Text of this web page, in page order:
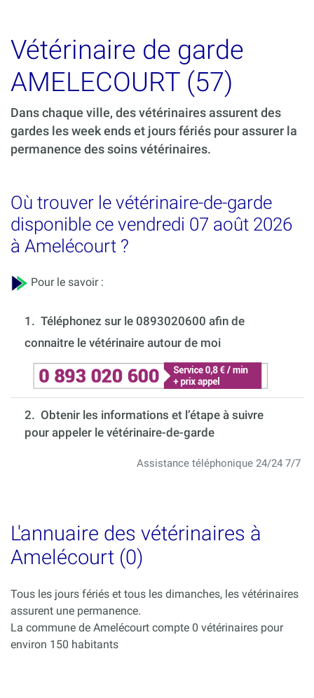
Vétérinaire de garde
AMELECOURT (57)
Dans chaque ville, des vétérinaires assurent des
gardes les week ends et jours fériés pour assurer la
permanence des soins vétérinaires.
Où trouver le vétérinaire-de-garde
disponible ce vendredi 07 août 2026
à Amelécourt ?
Pour le savoir :
1. Téléphonez sur le 0893020600 afin de
connaitre le vétérinaire autour de moi
2. Obtenir les informations et l’étape à suivre
pour appeler le vétérinaire-de-garde
Assistance téléphonique 24/24 7/7
L'annuaire des vétérinaires à
Amelécourt (0)
Tous les jours fériés et tous les dimanches, les vétérinaires
assurent une permanence.
La commune de Amelécourt compte 0 vétérinaires pour
environ 150 habitants